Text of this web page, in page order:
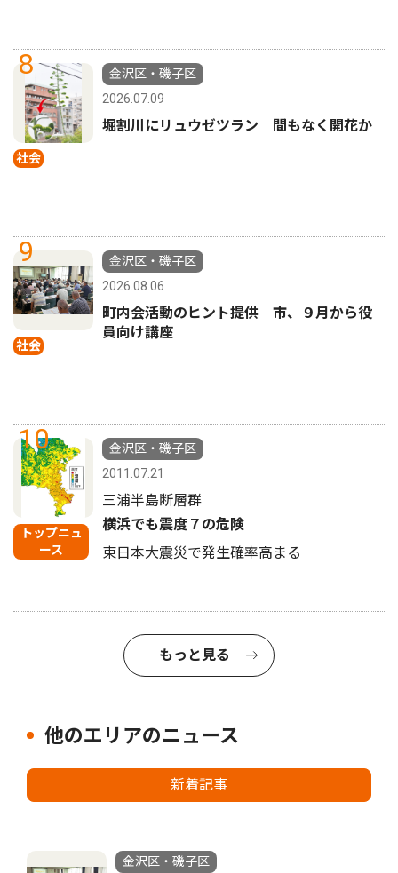
8
社会
金沢区・磯子区
2026.07.09
堀割川にリュウゼツラン 間もなく開花か
9
社会
金沢区・磯子区
2026.08.06
町内会活動のヒント提供 市、９月から役
員向け講座
10
トップニュ
ース
金沢区・磯子区
2011.07.21
三浦半島断層群
横浜でも震度７の危険
東日本大震災で発生確率高まる
もっと見る
他のエリアのニュース
新着記事
金沢区・磯子区